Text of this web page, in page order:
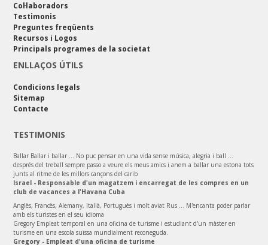
Col·laboradors
Testimonis
Preguntes freqüents
Recursos i Logos
Principals programes de la societat
ENLLAÇOS ÚTILS
Condicions legals
Sitemap
Contacte
TESTIMONIS
Ballar Ballar i ballar ... No puc pensar en una vida sense música, alegria i ball ...
després del treball sempre passo a veure els meus amics i anem a ballar una estona tots
junts al ritme de les millors cançons del carib
Israel - Responsable d'un magatzem i encarregat de les compres en un
club de vacances a l'Havana Cuba
Anglès, Francès, Alemany, Italià, Portuguès i molt aviat Rus ... M'encanta poder parlar
amb els turistes en el seu idioma
Gregory Empleat temporal en una oficina de turisme i estudiant d'un màster en
turisme en una escola suïssa mundialment reconeguda.
Gregory - Empleat d'una oficina de turisme